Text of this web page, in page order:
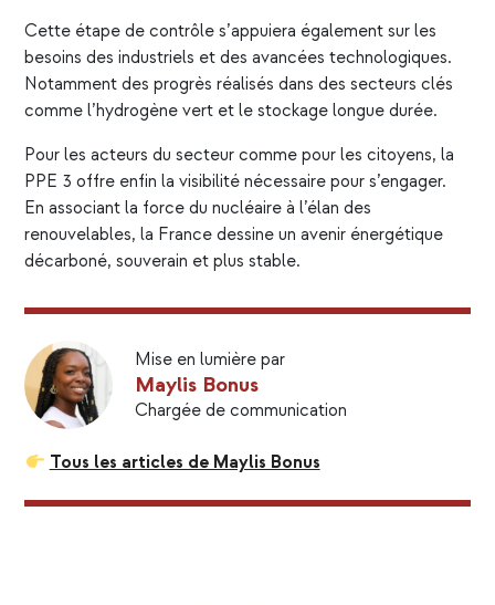
Cette étape de contrôle s’appuiera également sur les
besoins des industriels et des avancées technologiques.
Notamment des progrès réalisés dans des secteurs clés
comme l’hydrogène vert et le stockage longue durée.
Pour les acteurs du secteur comme pour les citoyens, la
PPE 3 offre enfin la visibilité nécessaire pour s’engager.
En associant la force du nucléaire à l’élan des
renouvelables, la France dessine un avenir énergétique
décarboné, souverain et plus stable.
Mise en lumière par
Maylis Bonus
Chargée de communication
Tous les articles de Maylis Bonus